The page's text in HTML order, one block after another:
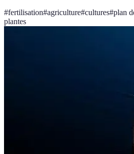
#fertilisation#agriculture#cultures#plan
plantes